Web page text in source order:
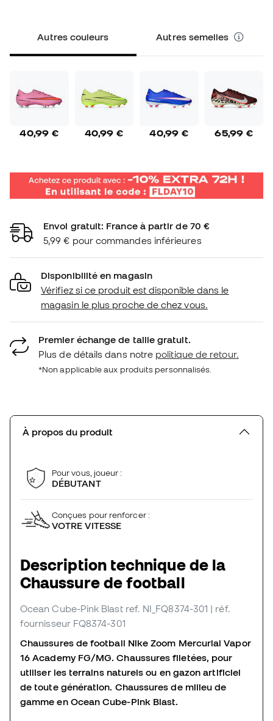
Autres couleurs Autres semelles
40,99 € 40,99 € 40,99 € 65,99 €
Envoi gratuit: France à partir de 70 €
5,99 € pour commandes inférieures
Disponibilité en magasin
Vérifiez si ce produit est disponible dans le
magasin le plus proche de chez vous.
Premier échange de taille gratuit.
Plus de détails dans notre politique de retour.
*Non applicable aux produits personnalisés.
À propos du produit
Pour vous, joueur :
DÉBUTANT
Conçues pour renforcer :
VOTRE VITESSE
Description technique de la
Chaussure de football
Ocean Cube-Pink Blast ref. NI_FQ8374-301 | réf.
fournisseur FQ8374-301
Chaussures de football Nike Zoom Mercurial Vapor
16 Academy FG/MG. Chaussures filetées, pour
utiliser les terrains naturels ou en gazon artificiel
de toute génération. Chaussures de milieu de
gamme en Ocean Cube-Pink Blast.